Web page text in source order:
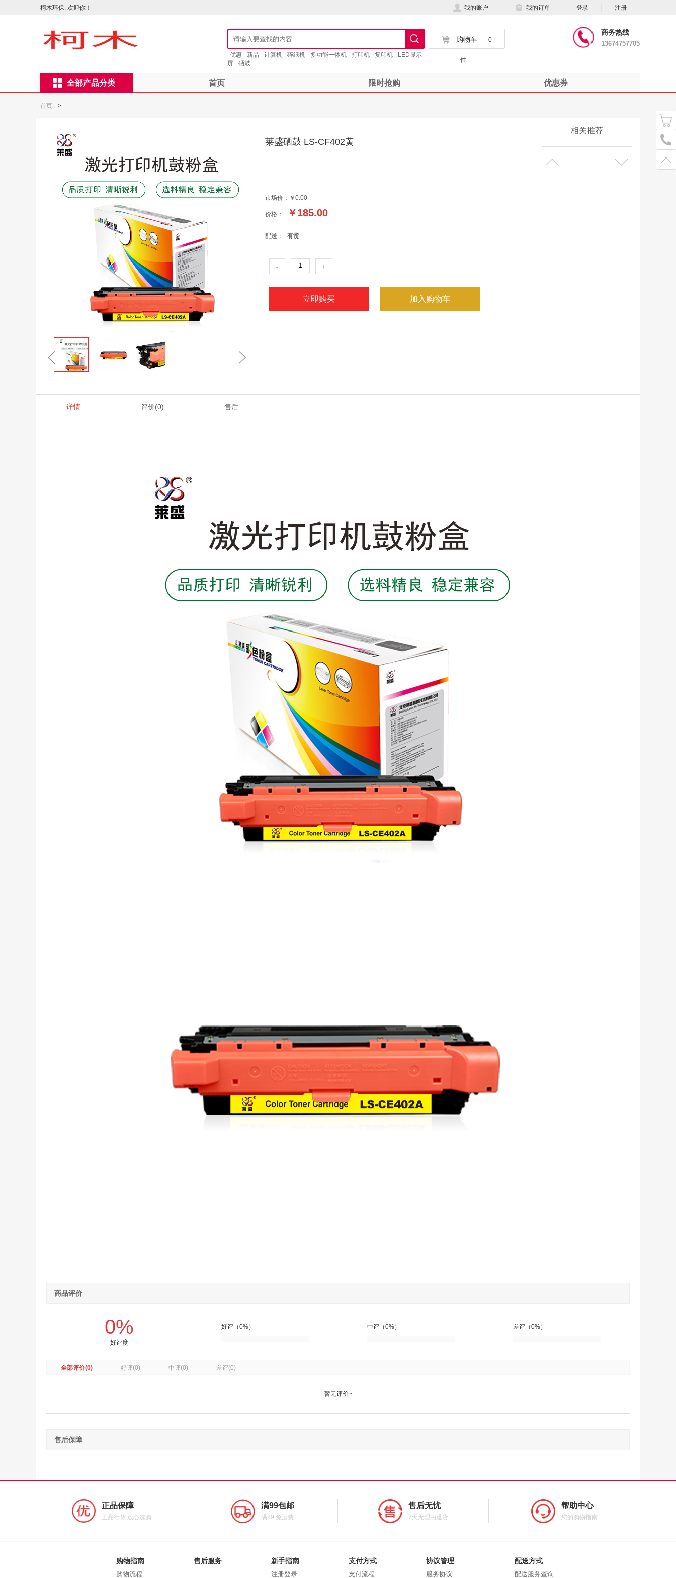
柯木环保, 欢迎你！ 我的账户 我的订单 登录 注册
购物车 0
件
优惠 新品 计算机 碎纸机 多功能一体机 打印机 复印机
LED显示
屏
硒鼓
商务热线
13674757705
全部产品分类 首页 限时抢购 优惠券
首页 >
莱盛硒鼓 LS-CF402黄
市场价： ￥0.00
价格： ￥185.00
配送： 有货
- +
立即购买 加入购物车
相关推荐
详情 评价(0) 售后
商品评价
0%
好评度
好评（0%） 中评（0%） 差评（0%）
全部评价(0) 好评(0) 中评(0) 差评(0)
暂无评价~
售后保障
正品保障
正品行货 放心选购
满99包邮
满99 免运费
售后无忧
7天无理由退货
帮助中心
您的购物指南
购物指南
购物流程
售后服务 新手指南
注册登录
支付方式
支付流程
协议管理
服务协议
配送方式
配送服务查询